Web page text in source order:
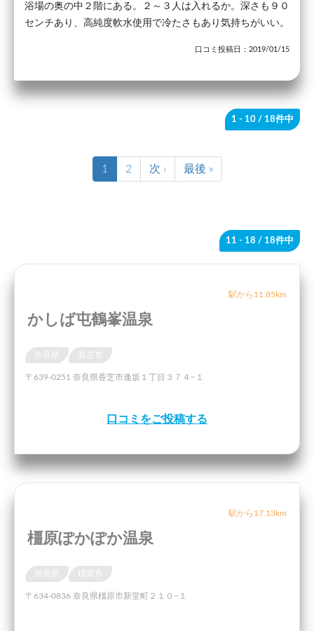
浴場の奥の中２階にある。２～３人は入れるか。深さも９０
センチあり、高純度軟水使用で冷たさもあり気持ちがいい。
口コミ投稿日：2019/01/15
1 - 10 / 18件中
1 2 次 › 最後 »
11 - 18 / 18件中
駅から11.85km
かしば屯鶴峯温泉
奈良県 香芝市
〒639-0251 奈良県香芝市逢坂１丁目３７４−１
口コミをご投稿する
駅から17.13km
橿原ぽかぽか温泉
奈良県
〒634-0836 奈良県橿原市新堂町２１０−１